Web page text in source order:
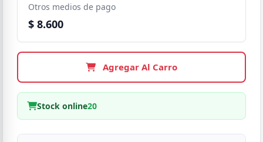
Otros medios de pago
$ 8.600
Agregar Al Carro
Stock online20